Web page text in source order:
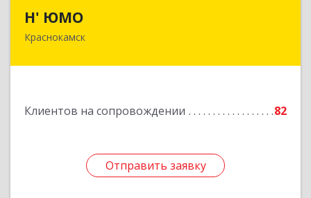
Н' ЮМО
Краснокамск
Клиентов на сопровождении 82
Отправить заявку
617060, Пермский край, Краснокамский р-н,
Подробнее
Отправить заявку